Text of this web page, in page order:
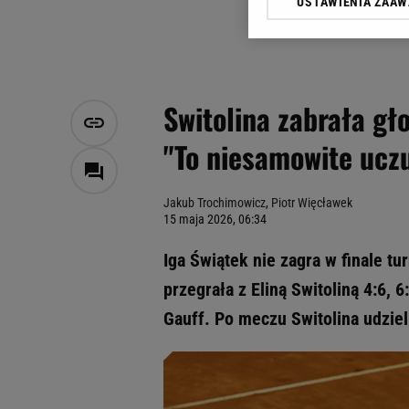
Switolina zabrała
"To niesamowite
Jakub Trochimowicz, Piotr Więcławek
15 maja 2026, 06:34
Iga Świątek nie zagra w finale
przegrała z Eliną Switoliną 4:6,
Gauff. Po meczu Switolina
Klikając „Akceptuję”
Zaufanych Partnerów i
My, nasi Zaufani
Użycie dokładnych
Przechowywanie